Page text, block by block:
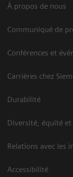
À propos de nous
Communiqué de
Conférences et
Carrières chez
Durabilité
Diversité, équité
Relations avec les
Accessibilité